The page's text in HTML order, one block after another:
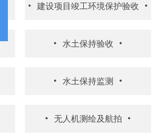
建设项目竣工环境保护验收
水土保持验收
水土保持监测
无人机测绘及航拍